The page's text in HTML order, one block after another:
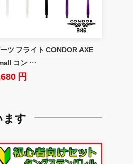
ツ フライト CONDOR AXE
コン …
円
す